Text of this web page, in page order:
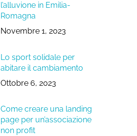
l’alluvione in Emilia-
Romagna
Novembre 1, 2023
Lo sport solidale per
abitare il cambiamento
Ottobre 6, 2023
Come creare una landing
page per un’associazione
non profit